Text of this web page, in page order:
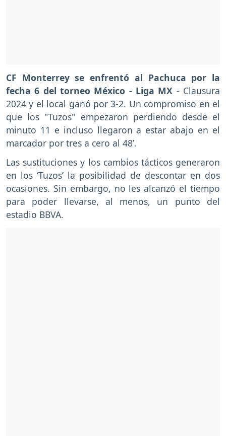
CF Monterrey se enfrentó al Pachuca por la
fecha 6 del torneo México - Liga MX - Clausura
2024 y el local ganó por 3-2. Un compromiso en el
que los "Tuzos" empezaron perdiendo desde el
minuto 11 e incluso llegaron a estar abajo en el
marcador por tres a cero al 48’.
Las sustituciones y los cambios tácticos generaron
en los ‘Tuzos’ la posibilidad de descontar en dos
ocasiones. Sin embargo, no les alcanzó el tiempo
para poder llevarse, al menos, un punto del
estadio BBVA.